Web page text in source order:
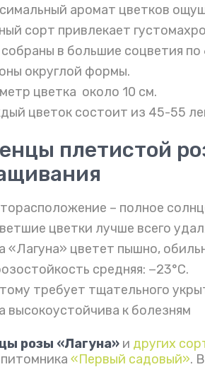
аромат цветков
сорт привлекает
в большие соцветия по
округлой формы.
цветка около 10 см.
цветок состоит из 45-55
плетистой
– полное
цветки лучше всего
«Лагуна» цветет пышно,
средняя: −23°C.
требует тщательного
высокоустойчива к болезням
розы «Лагуна» и других
«Первый садовый».